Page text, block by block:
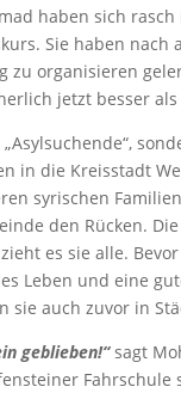
haben sich
Sie haben
zu organisieren
jetzt besser
in die Kreisstadt
syrischen
den Rücken.
es sie alle.
Leben und eine
sie auch zuvor in
geblieben!“sagt